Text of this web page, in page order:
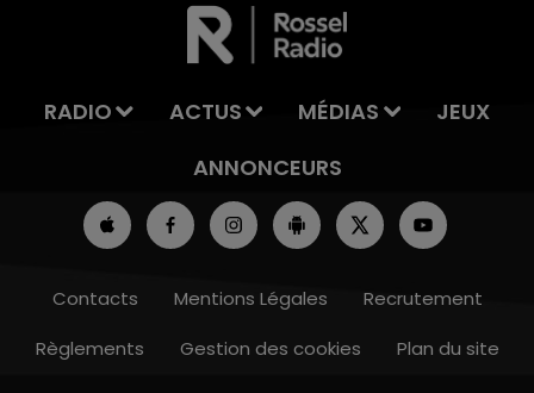
RADIO ACTUS MÉDIAS
JEUX
ANNONCEURS
Contacts Mentions Légales
Recrutement
Règlements
Gestion des cookies Plan du site